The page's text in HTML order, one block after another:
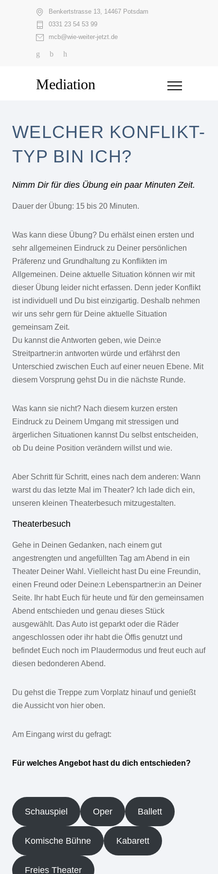
Benkertstrasse 13, 14467 Potsdam
0331 23 54 53 99
mcb@wie-weiter-jetzt.de
Mediation
WELCHER KONFLIKT-
TYP BIN ICH?
Nimm Dir für dies Übung ein paar Minuten Zeit.
Dauer der Übung: 15 bis 20 Minuten.
Was kann diese Übung? Du erhälst einen ersten und
sehr allgemeinen Eindruck zu Deiner persönlichen
Präferenz und Grundhaltung zu Konflikten im
Allgemeinen. Deine aktuelle Situation können wir mit
dieser Übung leider nicht erfassen. Denn jeder Konflikt
ist individuell und Du bist einzigartig. Deshalb nehmen
wir uns sehr gern für Deine aktuelle Situation
gemeinsam Zeit.
Du kannst die Antworten geben, wie Dein:e
Streitpartner:in antworten würde und erfährst den
Unterschied zwischen Euch auf einer neuen Ebene. Mit
diesem Vorsprung gehst Du in die nächste Runde.
Was kann sie nicht? Nach diesem kurzen ersten
Eindruck zu Deinem Umgang mit stressigen und
ärgerlichen Situationen kannst Du selbst entscheiden,
ob Du deine Position verändern willst und wie.
Aber Schritt für Schritt, eines nach dem anderen: Wann
warst du das letzte Mal im Theater? Ich lade dich ein,
unseren kleinen Theaterbesuch mitzugestalten.
Theaterbesuch
Gehe in Deinen Gedanken, nach einem gut
angestrengten und angefüllten Tag am Abend in ein
Theater Deiner Wahl. Vielleicht hast Du eine Freundin,
einen Freund oder Deine:n Lebenspartner:in an Deiner
Seite. Ihr habt Euch für heute und für den gemeinsamen
Abend entschieden und genau dieses Stück
ausgewählt. Das Auto ist geparkt oder die Räder
angeschlossen oder ihr habt die Öffis genutzt und
befindet Euch noch im Plaudermodus und freut euch auf
diesen bedonderen Abend.
Du gehst die Treppe zum Vorplatz hinauf und genießt
die Aussicht von hier oben.
Am Eingang wirst du gefragt:
Für welches Angebot hast du dich entschieden?
Schauspiel Oper Ballett
Komische Bühne Kabarett
Freies Theater